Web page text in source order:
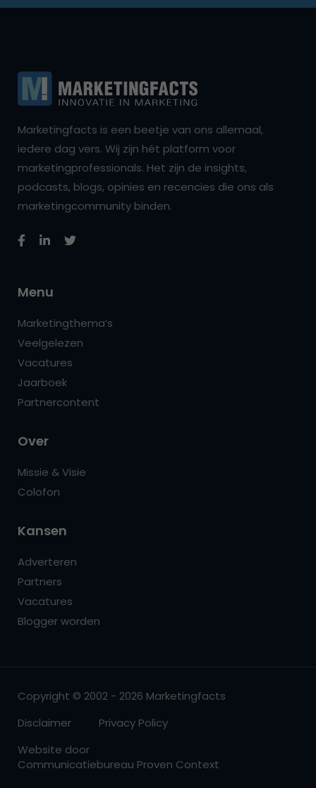
Marketingfacts is een beetje van ons allemaal,
iedere dag vers. Wij zijn hét platform voor
marketingprofessionals. Het zijn de insights,
podcasts, blogs, opinies en recencies die ons als
marketingcommunity binden.
Menu
Marketingthema’s
Veelgelezen
Vacatures
Jaarboek
Partnercontent
Over
Missie & Visie
Colofon
Kansen
Adverteren
Partners
Vacatures
Blogger worden
Copyright © 2002 - 2026 Marketingfacts
Disclaimer
Privacy Policy
Website door
Communicatiebureau Proven Context